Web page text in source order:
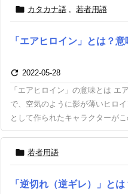
 カタカナ語 , 若者用語
「エアヒロイン」とは？
 2022-05-28
「エアヒロイン」の意味とは エ
で、空気のように影が薄いヒロ
として作られたキャラクターが
 若者用語
「逆切れ（逆ギレ）」と